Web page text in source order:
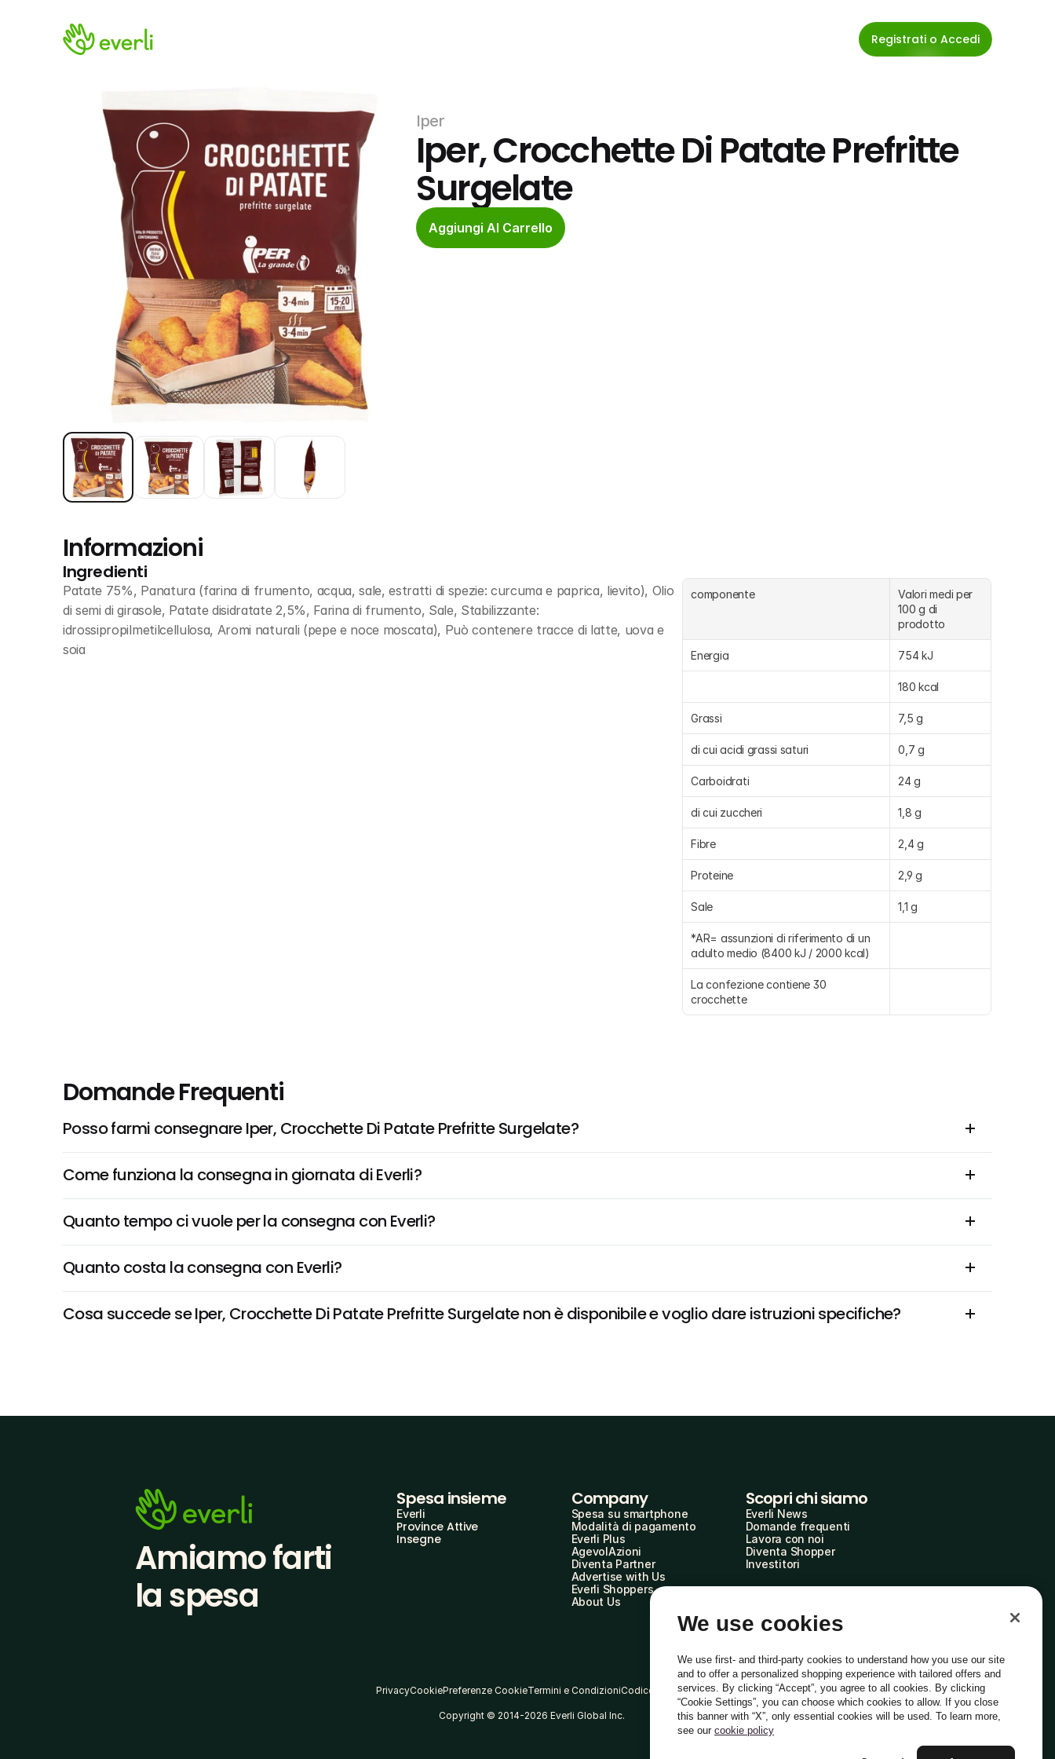
Registrati o Accedi
Iper
Iper, Crocchette Di Patate Prefritte
Surgelate
Aggiungi Al Carrello
Informazioni
Ingredienti
Patate 75%, Panatura (farina di frumento, acqua, sale, estratti di spezie: curcuma e paprica, lievito), Olio
di semi di girasole, Patate disidratate 2,5%, Farina di frumento, Sale, Stabilizzante:
idrossipropilmetilcellulosa, Aromi naturali (pepe e noce moscata), Può contenere tracce di latte, uova e
soia
componente
Valori medi per
100 g di
prodotto
Energia 754 kJ
180 kcal
Grassi 7,5 g
di cui acidi grassi saturi 0,7 g
Carboidrati 24 g
di cui zuccheri 1,8 g
Fibre 2,4 g
Proteine 2,9 g
Sale 1,1 g
*AR= assunzioni di riferimento di un
adulto medio (8400 kJ / 2000 kcal)
La confezione contiene 30
crocchette
Domande Frequenti
Posso farmi consegnare Iper, Crocchette Di Patate Prefritte Surgelate?
Come funziona la consegna in giornata di Everli?
Quanto tempo ci vuole per la consegna con Everli?
Quanto costa la consegna con Everli?
Cosa succede se Iper, Crocchette Di Patate Prefritte Surgelate non è disponibile e voglio dare istruzioni specifiche?
Amiamo farti
la spesa
Spesa insieme
Everli
Province Attive
Insegne
Company
Spesa su smartphone
Modalità di pagamento
Everli Plus
AgevolAzioni
Diventa Partner
Advertise with Us
Everli Shoppers
About Us
Scopri chi siamo
Everli News
Domande frequenti
Lavora con noi
Diventa Shopper
Investitori
PrivacyCookiePreferenze CookieTermini e CondizioniCodice Etico
Copyright © 2014-2026 Everli Global Inc. Italiano
We use cookies
We use first- and third-party cookies to understand how you use our site
and to offer a personalized shopping experience with tailored offers and
services. By clicking “Accept”, you agree to all cookies. By clicking
“Cookie Settings”, you can choose which cookies to allow. If you close
this banner with “X”, only essential cookies will be used. To learn more,
see our cookie policy